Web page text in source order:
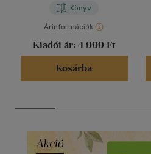
Könyv
Árinformációk
Kiadói ár: 4 999 Ft
Kosárba